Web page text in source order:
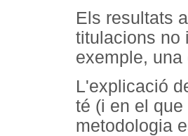
Els resultats
titulacions no
exemple,
L'explicació
té (i en el
metodologia